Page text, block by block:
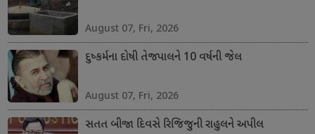
August 07, Fri, 2026
દુષ્કર્મના દોષી તેજપાલને 10 વર્ષની જેલ
August 07, Fri, 2026
સતત બીજા દિવસે રિજિજુની રાહુલને અપીલ